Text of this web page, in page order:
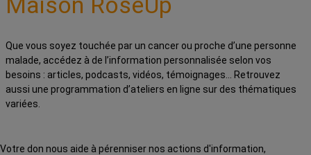
Que vous soyez touchée par un cancer ou proche d’une personne
malade, accédez à de l’information personnalisée selon vos
besoins : articles, podcasts, vidéos, témoignages… Retrouvez
aussi une programmation d’ateliers en ligne sur des thématiques
variées.
Votre don nous aide à pérenniser nos actions d'information,